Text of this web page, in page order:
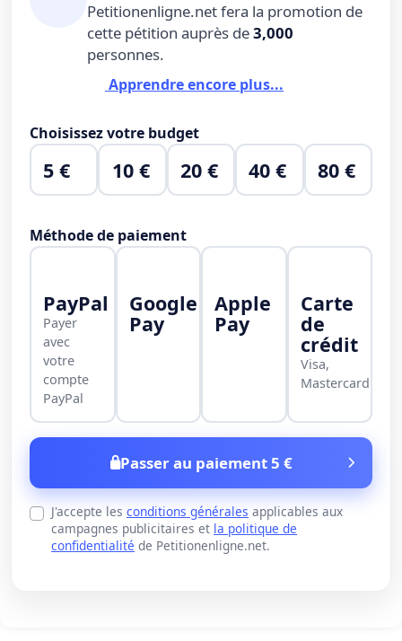
Petitionenligne.net fera la promotion de
cette pétition auprès de3,000
personnes.
Apprendre encore plus...
Choisissez votre budget
5 € 10 € 20 € 40 € 80 €
Méthode de paiement
PayPal
Payer
avec
votre
compte
PayPal
Google
Pay
Apple
Pay
Carte
de
crédit
Visa,
Mastercard
Passer au paiement 5 €
J'accepte les conditions générales applicables aux
campagnes publicitaires et la politique de
confidentialité de Petitionenligne.net.